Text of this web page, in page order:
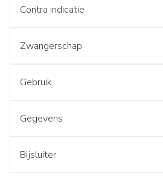
Contra indicatie
Zwangerschap
Gebruik
Gegevens
Bijsluiter